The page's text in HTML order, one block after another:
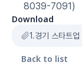
8039-7091)
Download
1.경기 스타트
Back to list